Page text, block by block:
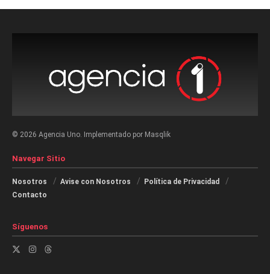
© 2026 Agencia Uno. Implementado por Masqlik
Navegar Sitio
Nosotros Avise con Nosotros
Política de Privacidad
Contacto
Síguenos